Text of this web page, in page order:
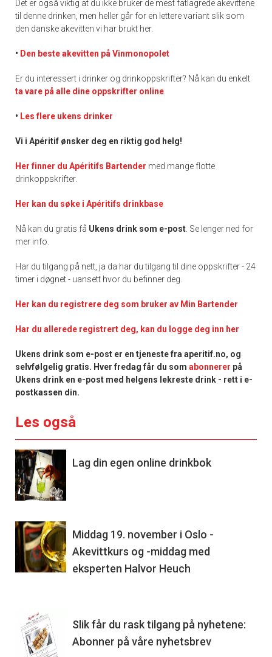
Det er også viktig at du ikke bruker de mest fatlagrede akevittene
til denne drinken, men heller går for en lettere variant slik som
den danske akevitten vi har brukt her.
• Den beste akevitten på Vinmonopolet
Er du interessert i drinker og drinkoppskrifter? Nå kan du enkelt
ta vare på alle dine oppskrifter online
• Les flere ukens drinker
Vi i Apéritif ønsker deg en riktig god helg!
Her finner du Apéritifs Bartender med mange flotte
drinkoppskrifter.
Her kan du søke i Apéritifs drinkbase
Nå kan du gratis få Ukens drink som e-post . Se lenger ned for
mer info.
Har du tilgang på nett, ja da har du tilgang til dine oppskrifter - 24
timer i døgnet - uansett hvor du befinner deg.
Her kan du registrere deg som bruker av Min Bartender
Har du allerede registrert deg, kan du logge deg inn her
Ukens drink som e-post er en tjeneste fra aperitif.no, og
selvfølgelig gratis. Hver fredag får du som abonnerer på
Ukens drink en e-post med helgens lekreste drink - rett i e-
postkassen din.
Les også
Lag din egen online drinkbok
Middag 19. november i Oslo -
Akevittkurs og -middag med
eksperten Halvor Heuch
Slik får du rask tilgang på nyhetene:
Abonner på våre nyhetsbrev